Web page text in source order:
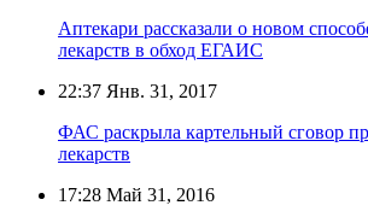
Аптекари рассказали о новом
лекарств в обход ЕГАИС
22:37 Янв. 31, 2017
ФАС раскрыла картельный сговор
лекарств
17:28 Май 31, 2016